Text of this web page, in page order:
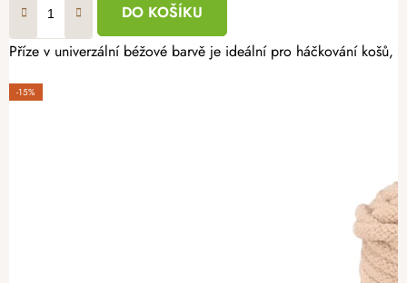
DO KOŠÍKU
Příze v univerzální béžové barvě je ideální pro háčkování košů,
-15%